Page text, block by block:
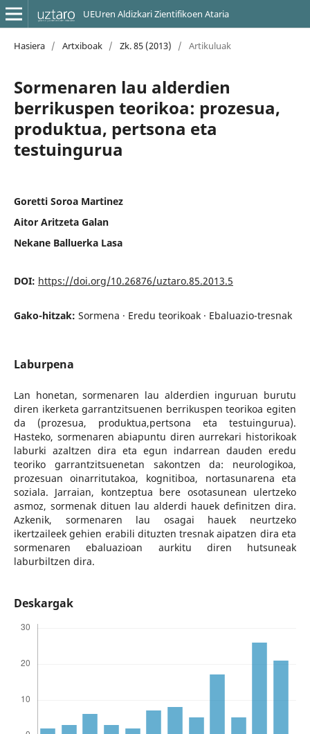
UEUren Aldizkari Zientifikoen Ataria
Hasiera / Artxiboak / Zk. 85 (2013) / Artikuluak
Sormenaren lau alderdien
berrikuspen teorikoa: prozesua,
produktua, pertsona eta
testuingurua
Goretti Soroa Martinez
Aitor Aritzeta Galan
Nekane Balluerka Lasa
DOI: https://doi.org/10.26876/uztaro.85.2013.5
Gako-hitzak: Sormena · Eredu teorikoak · Ebaluazio-tresnak
Laburpena
Lan honetan, sormenaren lau alderdien inguruan burutu
diren ikerketa garrantzitsuenen berrikuspen teorikoa egiten
da (prozesua, produktua,pertsona eta testuingurua).
Hasteko, sormenaren abiapuntu diren aurrekari historikoak
laburki azaltzen dira eta egun indarrean dauden eredu
teoriko garrantzitsuenetan sakontzen da: neurologikoa,
prozesuan oinarritutakoa, kognitiboa, nortasunarena eta
soziala. Jarraian, kontzeptua bere osotasunean ulertzeko
asmoz, sormenak dituen lau alderdi hauek definitzen dira.
Azkenik, sormenaren lau osagai hauek neurtzeko
ikertzaileek gehien erabili dituzten tresnak aipatzen dira eta
sormenaren ebaluazioan aurkitu diren hutsuneak
laburbiltzen dira.
Deskargak